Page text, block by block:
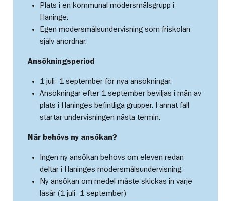
Plats i en kommunal modersmålsgrupp i
Haninge.
Egen modersmålsundervisning som friskolan
själv anordnar.
Ansökningsperiod
1 juli–1 september för nya ansökningar.
Ansökningar efter 1 september beviljas i mån av
plats i Haninges befintliga grupper. I annat fall
startar undervisningen nästa termin.
När behövs ny ansökan?
Ingen ny ansökan behövs om eleven redan
deltar i Haninges modersmålsundervisning.
Ny ansökan om medel måste skickas in varje
läsår (1 juli–1 september)